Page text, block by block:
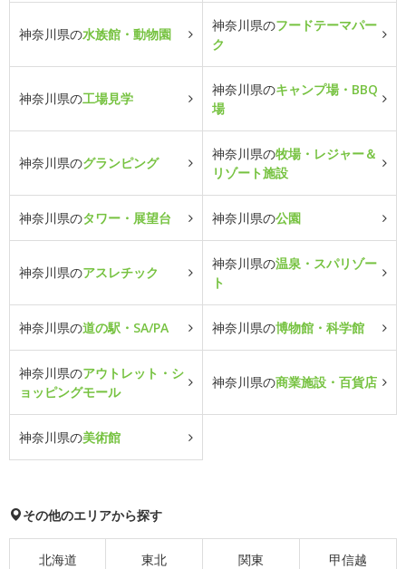
神奈川県の水族館・動物園
神奈川県のフードテーマパー
ク
神奈川県の工場見学
神奈川県のキャンプ場・BBQ
場
神奈川県のグランピング
神奈川県の牧場・レジャー＆
リゾート施設
神奈川県のタワー・展望台 神奈川県の公園
神奈川県のアスレチック
神奈川県の温泉・スパリゾー
ト
神奈川県の道の駅・SA/PA 神奈川県の博物館・科学館
神奈川県のアウトレット・シ
ョッピングモール
神奈川県の商業施設・百貨店
神奈川県の美術館
その他のエリアから探す
北海道 東北 関東 甲信越